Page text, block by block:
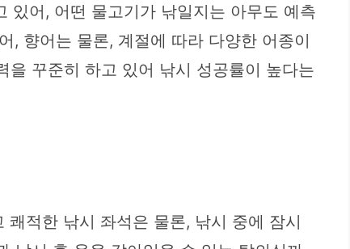
있어, 어떤 물고기가 낚일지는 아무도 예측
, 향어는 물론, 계절에 따라 다양한 어종이
을 꾸준히 하고 있어 낚시 성공률이 높다는
적한 낚시 좌석은 물론, 낚시 중에 잠시